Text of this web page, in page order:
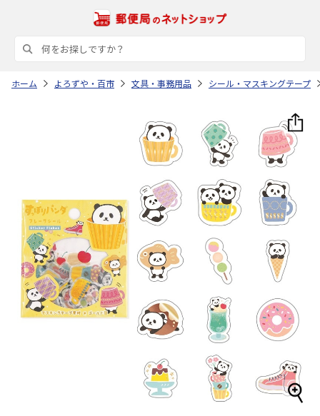
ホーム よろずや・百市 文具・事務用品 シール・マスキングテープ